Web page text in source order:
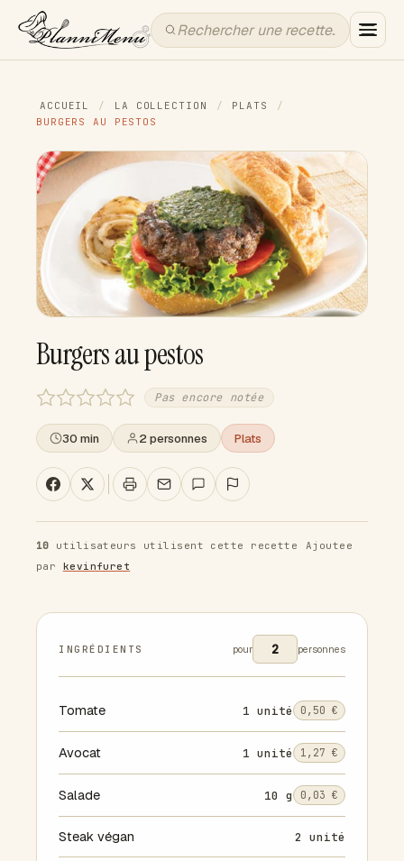
ACCUEIL / LA COLLECTION / PLATS
/
BURGERS AU PESTOS
Burgers au pestos
Pas encore notée
30 min 2 personnes Plats
10 utilisateurs utilisent cette recette
Ajoutee
par kevinfuret
INGRÉDIENTS pour personnes
Tomate 1 unité 0,50 €
Avocat 1 unité 1,27 €
Salade 10 g 0,03 €
Steak végan 2 unité